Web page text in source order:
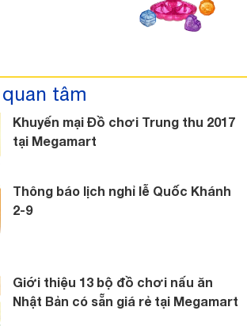
tâm
Khuyến mại Đồ chơi Trung thu 2017
tại Megamart
Thông báo lịch nghỉ lễ Quốc Khánh
2-9
Giới thiệu 13 bộ đồ chơi nấu ăn
Nhật Bản có sẵn giá rẻ tại Megamart